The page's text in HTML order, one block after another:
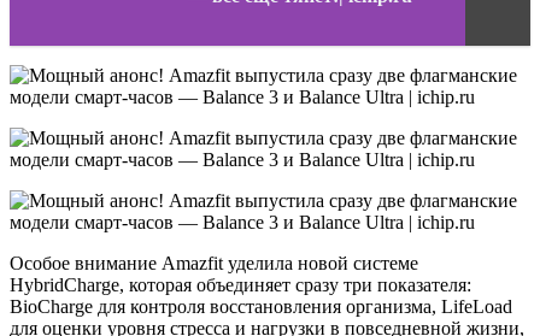
Особое внимание Amazfit уделила новой системе
HybridCharge, которая объединяет сразу три показателя:
BioCharge для контроля восстановления организма, LifeLoad
для оценки уровня стресса и нагрузки в повседневной жизни,